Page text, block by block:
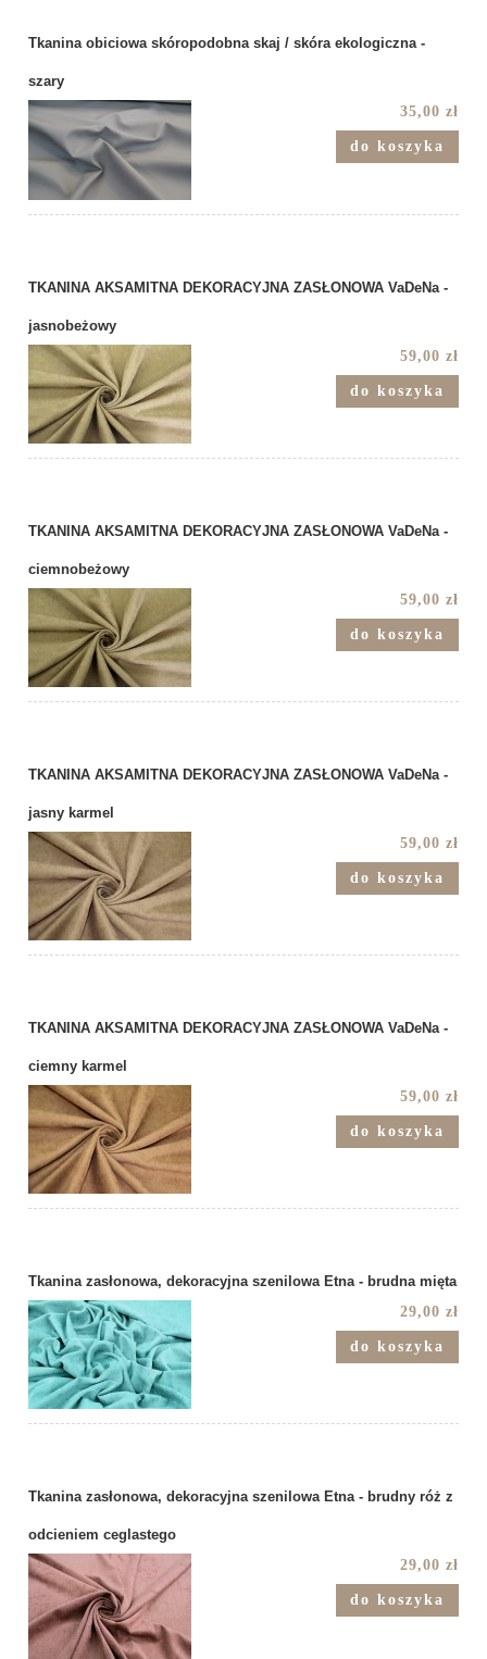
Tkanina obiciowa skóropodobna skaj / skóra ekologiczna -
szary
35,00 zł
do koszyka
TKANINA AKSAMITNA DEKORACYJNA ZASŁONOWA VaDeNa -
jasnobeżowy
59,00 zł
do koszyka
TKANINA AKSAMITNA DEKORACYJNA ZASŁONOWA VaDeNa -
ciemnobeżowy
59,00 zł
do koszyka
TKANINA AKSAMITNA DEKORACYJNA ZASŁONOWA VaDeNa -
jasny karmel
59,00 zł
do koszyka
TKANINA AKSAMITNA DEKORACYJNA ZASŁONOWA VaDeNa -
ciemny karmel
59,00 zł
do koszyka
Tkanina zasłonowa, dekoracyjna szenilowa Etna - brudna mięta
29,00 zł
do koszyka
Tkanina zasłonowa, dekoracyjna szenilowa Etna - brudny róż z
odcieniem ceglastego
29,00 zł
do koszyka